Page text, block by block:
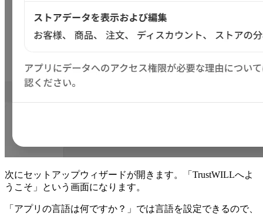
次にセットアップウィザードが開きます。「TrustWILLへよ
うこそ」という画面になります。
「アプリの言語は何ですか？」では言語を設定できるので、